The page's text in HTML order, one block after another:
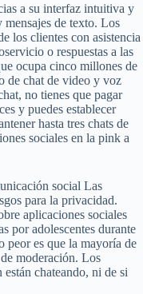
a su interfaz intuitiva y
de texto. Los
los clientes con asistencia
o respuestas a las
ocupa cinco millones de
de chat de video y voz
no tienes que pagar
y puedes establecer
hasta tres chats de
sociales en la pink a
social Las
para la privacidad.
aplicaciones sociales
por adolescentes durante
es que la mayoría de
moderación. Los
chateando, ni de si